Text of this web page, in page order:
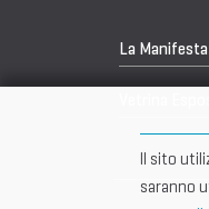
La
Il sito
saranno